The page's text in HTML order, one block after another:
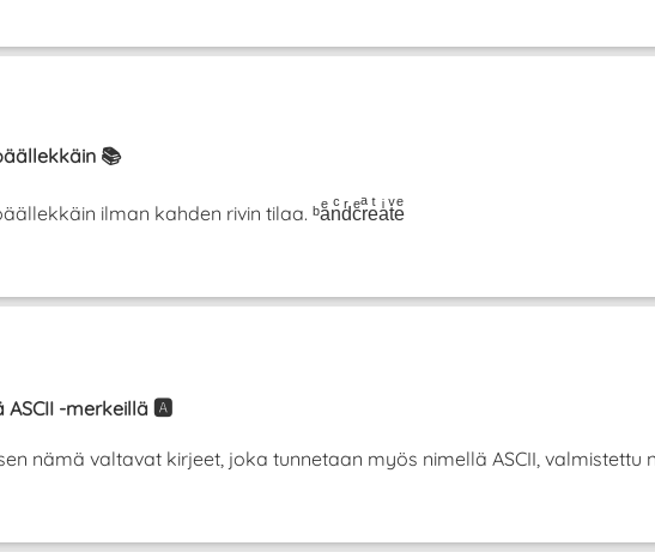
📚
ilman kahden rivin tilaa. ᵇaͤnͨdͬcͤrͣeͭaͥtͮeͤ
ASCII -merkeillä 🅰️
nämä valtavat kirjeet, joka tunnetaan myös nimellä ASCII,